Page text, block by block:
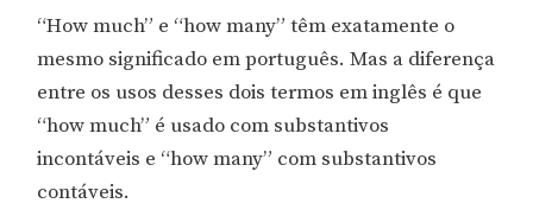
“How much” e “how many” têm exatamente o
mesmo significado em português. Mas a diferença
entre os usos desses dois termos em inglês é que
“how much” é usado com substantivos
incontáveis e “how many” com substantivos
contáveis.